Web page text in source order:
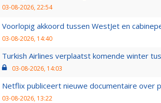
03-08-2026, 22:54
Voorlopig akkoord tussen WestJet en
03-08-2026, 14:40
Turkish Airlines verplaatst komende winter
03-08-2026, 14:03
Netflix publiceert nieuwe documentaire over
03-08-2026, 13:22